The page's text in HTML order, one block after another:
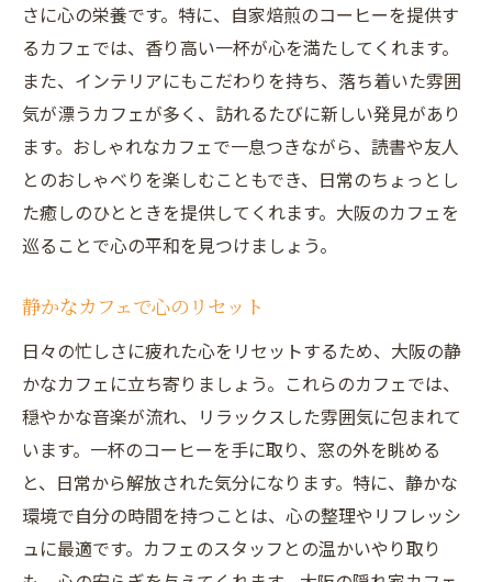
さに心の栄養です。特に、自家焙煎のコーヒーを提供す
るカフェでは、香り高い一杯が心を満たしてくれます。
また、インテリアにもこだわりを持ち、落ち着いた雰囲
気が漂うカフェが多く、訪れるたびに新しい発見があり
ます。おしゃれなカフェで一息つきながら、読書や友人
とのおしゃべりを楽しむこともでき、日常のちょっとし
た癒しのひとときを提供してくれます。大阪のカフェを
巡ることで心の平和を見つけましょう。
静かなカフェで心のリセット
日々の忙しさに疲れた心をリセットするため、大阪の静
かなカフェに立ち寄りましょう。これらのカフェでは、
穏やかな音楽が流れ、リラックスした雰囲気に包まれて
います。一杯のコーヒーを手に取り、窓の外を眺める
と、日常から解放された気分になります。特に、静かな
環境で自分の時間を持つことは、心の整理やリフレッシ
ュに最適です。カフェのスタッフとの温かいやり取り